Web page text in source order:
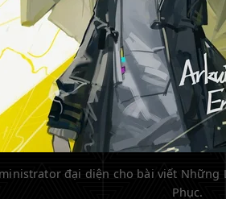
đại diện cho bài viết Những
Phục.